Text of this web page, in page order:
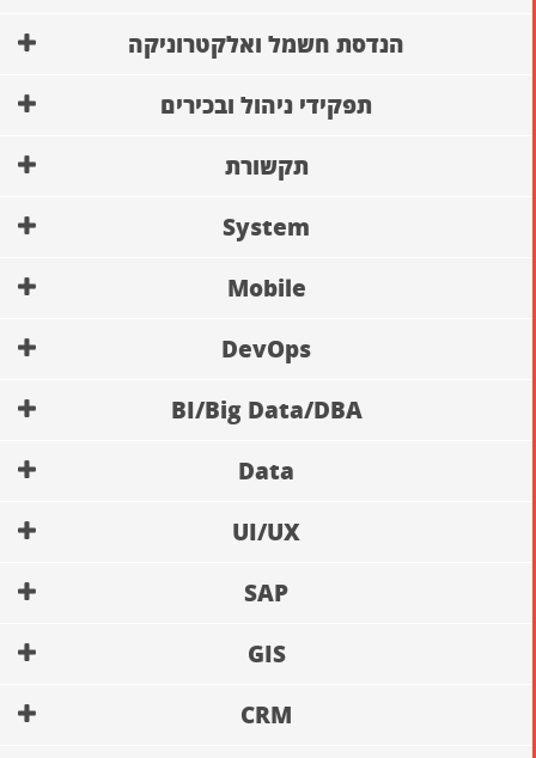
הנדסת חשמל ואלקטרוניקה
תפקידי ניהול ובכירים
תקשורת
System
Mobile
DevOps
BI/Big Data/DBA
Data
UI/UX
SAP
GIS
CRM